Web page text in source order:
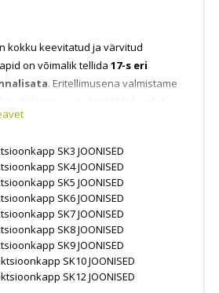
kokku keevitatud ja värvitud
on võimalik tellida 17-s eri
. Eritellimusena valmistame
või lamineeritud mööbliplaadist.
varustatud silinderlukuga, kuid
tüüpilisemad
haiglad, spordiasutused ja paljud
personaalsete asjade
hoiulaegast.
SK3 JOONISED
SK4 JOONISED
SK5 JOONISED
SK6 JOONISED
SK7 JOONISED
SK8 JOONISED
SK9 JOONISED
SK10 JOONISED
SK12 JOONISED